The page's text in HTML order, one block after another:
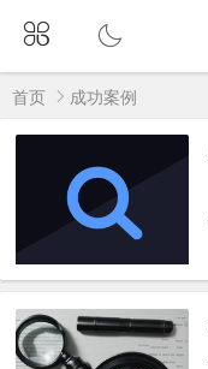
首页 成功案例